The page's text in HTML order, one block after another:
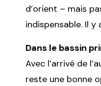
d’orient – mais
indispensable. Il
Dans le bassin
Avec l’arrivé de
reste une bonne